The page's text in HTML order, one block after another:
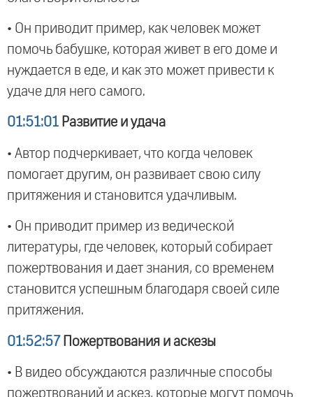
• Он приводит пример, как человек может
помочь бабушке, которая живет в его доме и
нуждается в еде, и как это может привести к
удаче для него самого.
01:51:01 Развитие и удача
• Автор подчеркивает, что когда человек
помогает другим, он развивает свою силу
притяжения и становится удачливым.
• Он приводит пример из ведической
литературы, где человек, который собирает
пожертвования и дает знания, со временем
становится успешным благодаря своей силе
притяжения.
01:52:57 Пожертвования и аскезы
• В видео обсуждаются различные способы
пожертвований и аскез, которые могут помочь